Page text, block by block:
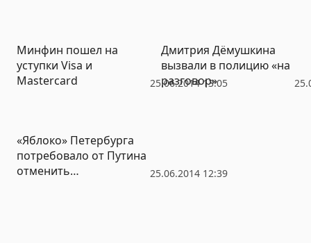
25.06.2014 13:05
Минфин пошел на
уступки Visa и
Mastercard
Дмитрия Дёмушкина
вызвали в полицию «на
разговор»
25.06.2014 12:39
«Яблоко» Петербурга
потребовало от Путина
отменить